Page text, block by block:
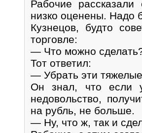
Рабочие
низко оценены. Нaдо
Кузнецов, будто
торговле:
— Что можно
Тот ответил:
— Убрать эти
Он знал, что если
недовольство,
на рубль, не больше.
— Ну, что ж, так и